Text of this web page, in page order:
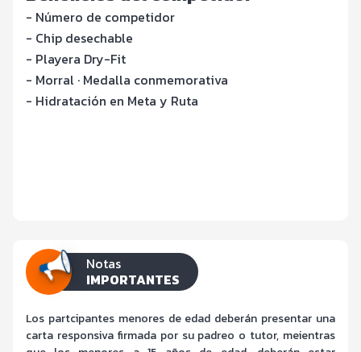
- Número de competidor
- Chip desechable
- Playera Dry-Fit
- Morral · Medalla conmemorativa
- Hidratación en Meta y Ruta
Notas
IMPORTANTES
Los partcipantes menores de edad deberán presentar una
carta responsiva firmada por su padreo o tutor, meientras